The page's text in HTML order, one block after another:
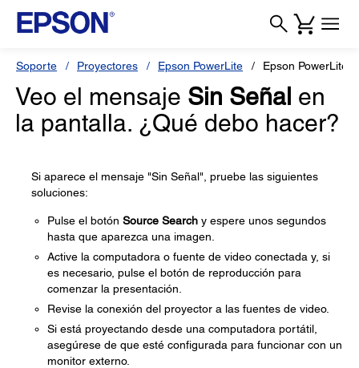
Soporte Proyectores Epson PowerLite Epson PowerLite
Veo el mensaje Sin Señal en
la pantalla. ¿Qué debo hacer?
Si aparece el mensaje "Sin Señal", pruebe las siguientes
soluciones:
Pulse el botón Source Search y espere unos segundos
hasta que aparezca una imagen.
Active la computadora o fuente de video conectada y, si
es necesario, pulse el botón de reproducción para
comenzar la presentación.
Revise la conexión del proyector a las fuentes de video.
Si está proyectando desde una computadora portátil,
asegúrese de que esté configurada para funcionar con un
monitor externo.